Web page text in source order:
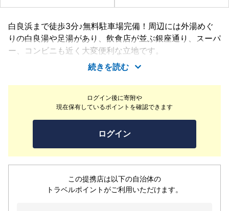
ログイン後に寄附や
現在保有しているポイントを確認できます
ログイン
この提携店は以下の自治体の
トラベルポイントがご利用いただけます。
白良浜まで徒歩3分♪無料駐車場完備！周辺には外湯めぐ
りの白良湯や足湯があり、飲食店が並ぶ銀座通り、スーパ
ー、コンビニも近く大変便利な立地です。
続きを読む